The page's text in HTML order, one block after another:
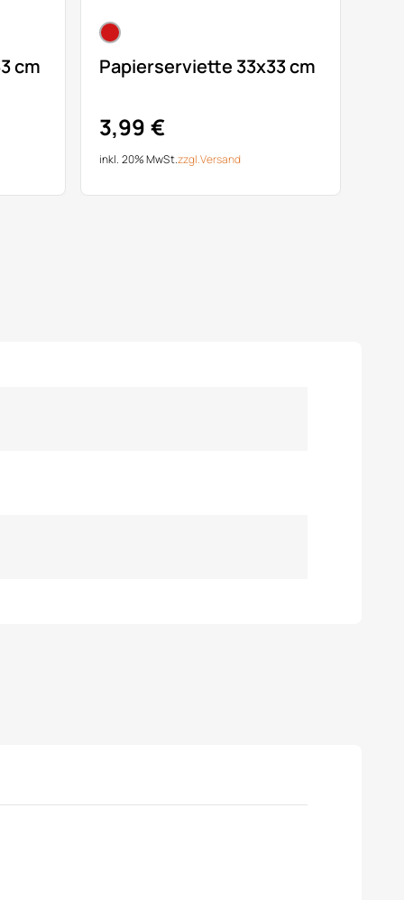
cm Papierserviette 33x33 cm
3,99 €
inkl. 20% MwSt.zzgl.Versand